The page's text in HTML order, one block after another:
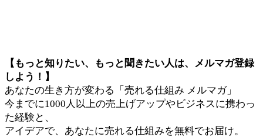
【もっと知りたい、もっと聞きたい人は、メルマガ登録
しよう！】
あなたの生き方が変わる「売れる仕組み メルマガ」
今までに1000人以上の売上げアップやビジネスに携わっ
た経験と、
アイデアで、あなたに売れる仕組みを無料でお届け。